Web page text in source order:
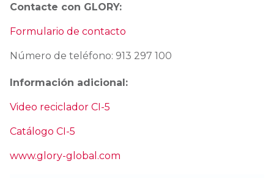
Contacte con GLORY:
Formulario de contacto
Número de teléfono: 913 297 100
Información adicional:
Video reciclador CI-5
Catálogo CI-5
www.glory-global.com